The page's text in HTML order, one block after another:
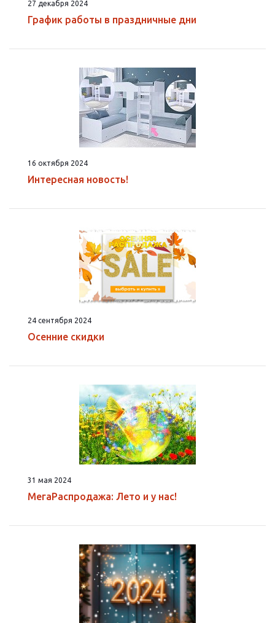
27 декабря 2024
График работы в праздничные дни
16 октября 2024
Интересная новость!
24 сентября 2024
Осенние скидки
31 мая 2024
МегаРаспродажа: Лето и у нас!